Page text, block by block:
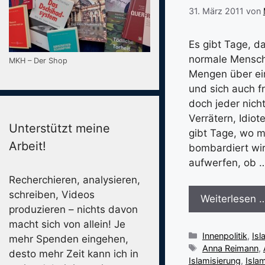
31. März 2011 von
Es gibt Tage,
normale
Mengen über
und sich auch
doch jeder
Verrätern,
gibt Tage, wo
bombardiert
aufwerfen, ob
Weiterlesen
Kategorien
Innenpolitik,
Schlagwörter
Anna Reimann,
Islamisierung,
MKH – Der Shop
Unterstützt meine
Arbeit!
Recherchieren, analysieren,
schreiben, Videos
produzieren – nichts davon
macht sich von allein! Je
mehr Spenden eingehen,
desto mehr Zeit kann ich in